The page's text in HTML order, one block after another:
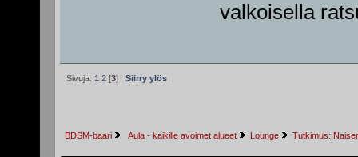
valkoisella
Sivuja: 1 2[3] Siirry ylös
BDSM-baari Aula - kaikille avoimet alueet Lounge Tutkimus: